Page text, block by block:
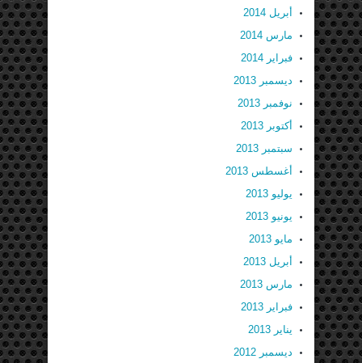
أبريل 2014
مارس 2014
فبراير 2014
ديسمبر 2013
نوفمبر 2013
أكتوبر 2013
سبتمبر 2013
أغسطس 2013
يوليو 2013
يونيو 2013
مايو 2013
أبريل 2013
مارس 2013
فبراير 2013
يناير 2013
ديسمبر 2012